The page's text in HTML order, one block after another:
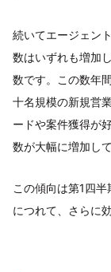
続いてエージェン
数はいずれも増加
数です。この数年
十名規模の新規営
ードや案件獲得が
数が大幅に増加して
この傾向は第1四
につれて、さらに